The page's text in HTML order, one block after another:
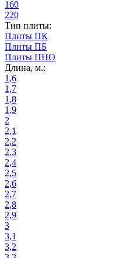
160
220
Тип плиты:
Плиты ПК
Плиты ПБ
Плиты ПНО
Длина, м.:
1,6
1,7
1,8
1,9
2
2,1
2,2
2,3
2,4
2,5
2,6
2,7
2,8
2,9
3
3,1
3,2